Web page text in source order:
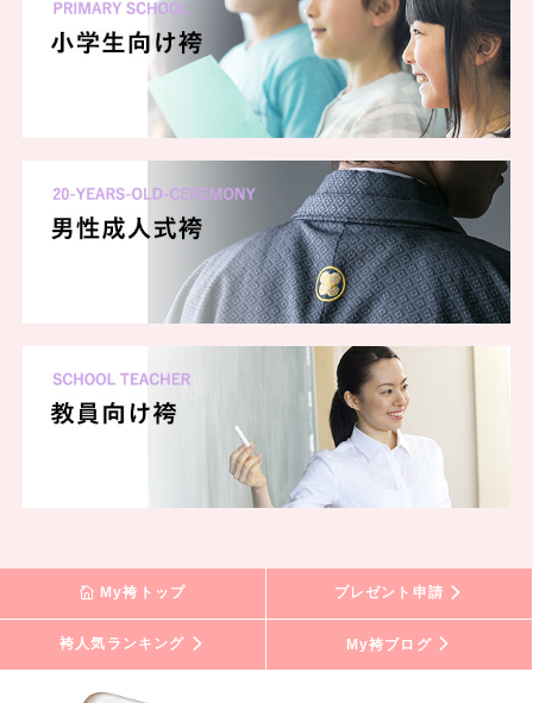
My袴トップ プレゼント申請
袴人気ランキング My袴ブログ